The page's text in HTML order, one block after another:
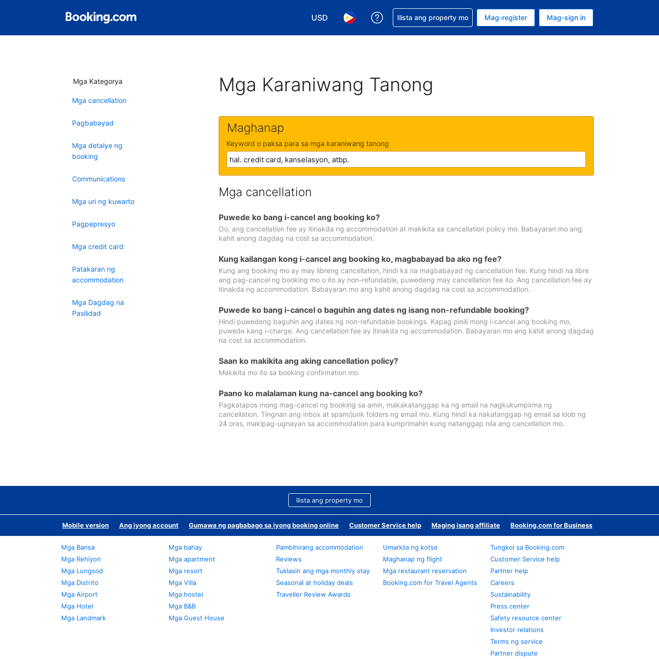
USD
Pumili ng currency mo. USD ang currency mo ngayon
Pumili ng wika mo. Filipino ang wika mo ngayon
Makakuha ng tulong sa reservation mo
Ilista ang property mo Mag-register Mag-sign in
Mga Kategorya
Mga cancellation
Pagbabayad
Mga detalye ng
booking
Communications
Mga uri ng kuwarto
Pagpepresyo
Mga credit card
Patakaran ng
accommodation
Mga Dagdag na
Pasilidad
Mga Karaniwang Tanong
Maghanap
Keyword o paksa para sa mga karaniwang tanong
Mga cancellation
Puwede ko bang i-cancel ang booking ko?
Oo, ang cancellation fee ay itinakda ng accommodation at makikita sa cancellation policy mo. Babayaran mo ang
kahit anong dagdag na cost sa accommodation.
Kung kailangan kong i-cancel ang booking ko, magbabayad ba ako ng fee?
Kung ang booking mo ay may libreng cancellation, hindi ka na magbabayad ng cancellation fee. Kung hindi na libre
ang pag-cancel ng booking mo o ito ay non-refundable, puwedeng may cancellation fee ito. Ang cancellation fee ay
itinakda ng accommodation. Babayaran mo ang kahit anong dagdag na cost sa accommodation.
Puwede ko bang i-cancel o baguhin ang dates ng isang non-refundable booking?
Hindi puwedeng baguhin ang dates ng non-refundable bookings. Kapag pinili mong i-cancel ang booking mo,
puwede kang i-charge. Ang cancellation fee ay itinakda ng accommodation. Babayaran mo ang kahit anong dagdag
na cost sa accommodation.
Saan ko makikita ang aking cancellation policy?
Makikita mo ito sa booking confirmation mo.
Paano ko malalaman kung na-cancel ang booking ko?
Pagkatapos mong mag-cancel ng booking sa amin, makakatanggap ka ng email na nagkukumpirma ng
cancellation. Tingnan ang inbox at spam/junk folders ng email mo. Kung hindi ka nakatanggap ng email sa loob ng
24 oras, makipag-ugnayan sa accommodation para kumprimahin kung natanggap nila ang cancellation mo.
Ilista ang property mo
Mobile version Ang iyong account Gumawa ng pagbabago sa iyong booking online Customer Service help Maging isang affiliate Booking.com for Business
Mga Bansa
Mga Rehiyon
Mga Lungsod
Mga Distrito
Mga Airport
Mga Hotel
Mga Landmark
Mga bahay
Mga apartment
Mga resort
Mga Villa
Mga hostel
Mga B&B
Mga Guest House
Pambihirang accommodation
Reviews
Tuklasin ang mga monthly stay
Seasonal at holiday deals
Traveller Review Awards
Umarkila ng kotse
Maghanap ng flight
Mga restaurant reservation
Booking.com for Travel Agents
Tungkol sa Booking.com
Customer Service help
Partner help
Careers
Sustainability
Press center
Safety resource center
Investor relations
Terms ng service
Partner dispute